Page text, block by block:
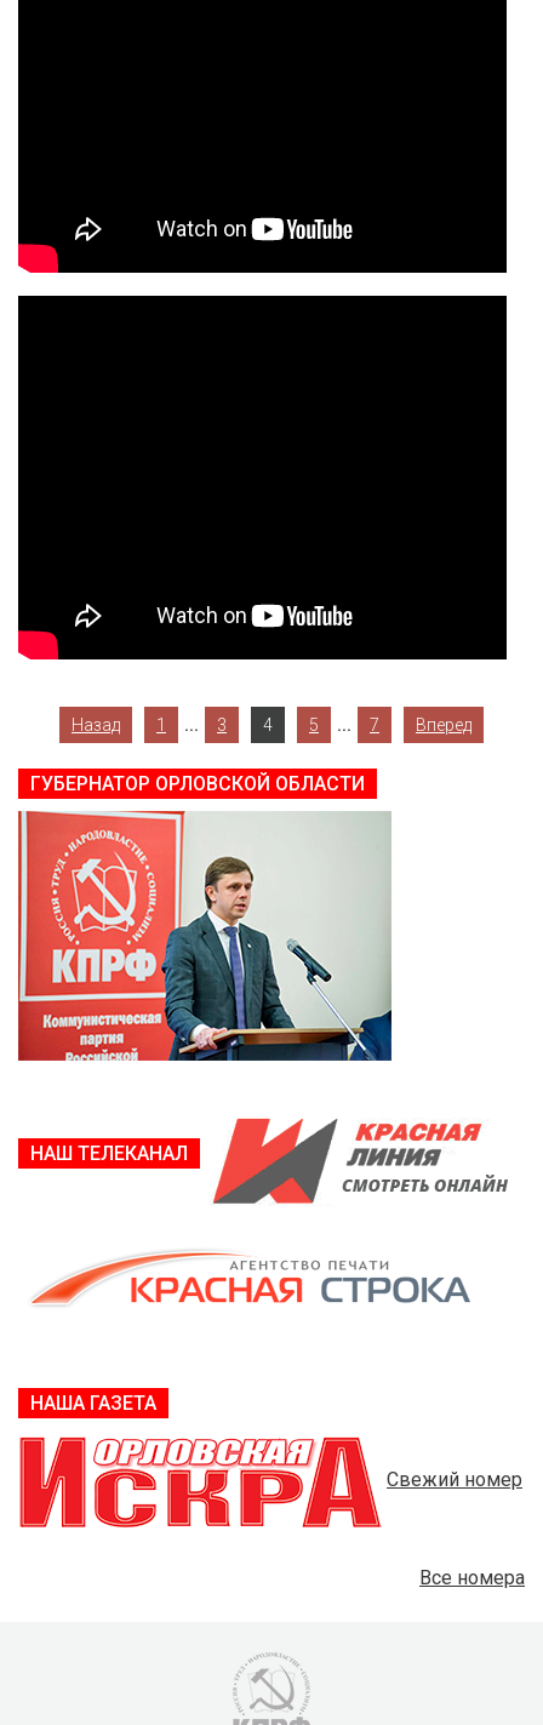
Назад 1 ... 3 4 5 ... 7 Вперед
ГУБЕРНАТОР ОРЛОВСКОЙ ОБЛАСТИ
НАШ ТЕЛЕКАНАЛ
НАША ГАЗЕТА
Свежий номер
Все номера